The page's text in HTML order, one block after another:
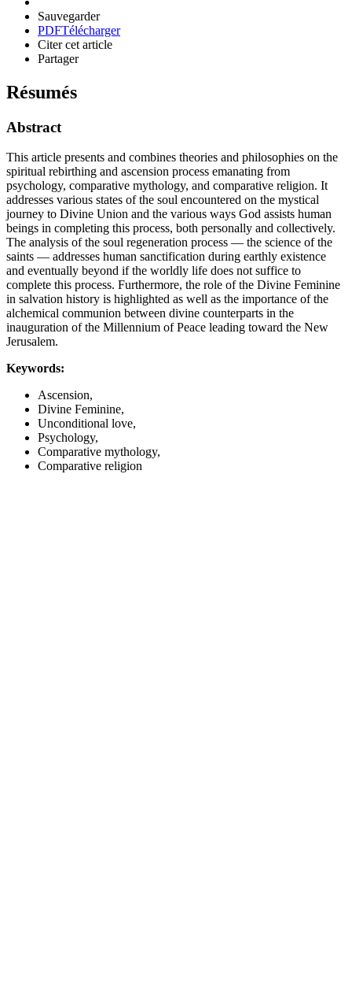
Sauvegarder
PDFTélécharger
Citer cet article
Partager
Résumés
Abstract
This article presents and combines theories and philosophies on the
spiritual rebirthing and ascension process emanating from
psychology, comparative mythology, and comparative religion. It
addresses various states of the soul encountered on the mystical
journey to Divine Union and the various ways God assists human
beings in completing this process, both personally and collectively.
The analysis of the soul regeneration process — the science of the
saints — addresses human sanctification during earthly existence
and eventually beyond if the worldly life does not suffice to
complete this process. Furthermore, the role of the Divine Feminine
in salvation history is highlighted as well as the importance of the
alchemical communion between divine counterparts in the
inauguration of the Millennium of Peace leading toward the New
Jerusalem.
Keywords:
Ascension,
Divine Feminine,
Unconditional love,
Psychology,
Comparative mythology,
Comparative religion